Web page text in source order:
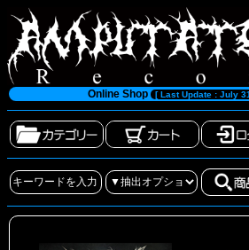
Online Shop [ Last Update : July